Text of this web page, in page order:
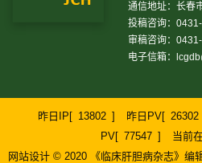
通信地址：长春
投稿咨询：
审稿咨询：
电子信箱：
昨日IP[ 13802 ] 昨日PV[ 26302
PV[ 77547 ] 当前
网站设计 © 2020 《临床肝胆病杂志》编